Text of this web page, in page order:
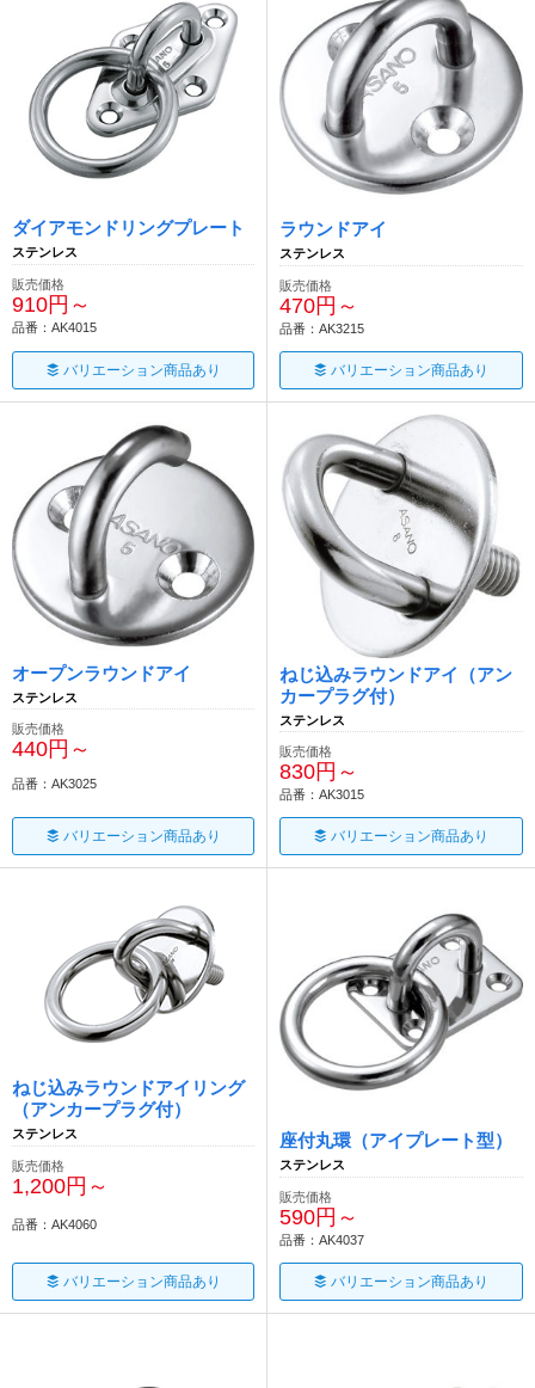
ダイアモンドリングプレート
ステンレス
販売価格
910円～
品番：AK4015
バリエーション商品あり
ラウンドアイ
ステンレス
販売価格
470円～
品番：AK3215
バリエーション商品あり
オープンラウンドアイ
ステンレス
販売価格
440円～
品番：AK3025
バリエーション商品あり
ねじ込みラウンドアイ（アン
カープラグ付）
ステンレス
販売価格
830円～
品番：AK3015
バリエーション商品あり
ねじ込みラウンドアイリング
（アンカープラグ付）
ステンレス
販売価格
1,200円～
品番：AK4060
バリエーション商品あり
座付丸環（アイプレート型）
ステンレス
販売価格
590円～
品番：AK4037
バリエーション商品あり